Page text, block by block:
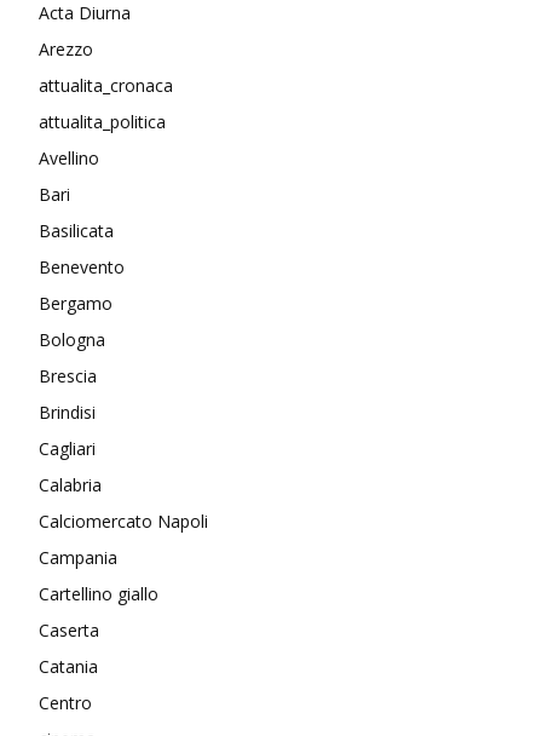
Acta Diurna
Arezzo
attualita_cronaca
attualita_politica
Avellino
Bari
Basilicata
Benevento
Bergamo
Bologna
Brescia
Brindisi
Cagliari
Calabria
Calciomercato Napoli
Campania
Cartellino giallo
Caserta
Catania
Centro